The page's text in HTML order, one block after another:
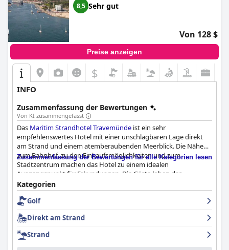
8,5 Sehr gut
Von 128 $
Preise anzeigen
$
INFO
Zusammenfassung der Bewertungen
Von KI zusammengefasst
Das Maritim Strandhotel Travemünde ist ein sehr
empfehlenswertes Hotel mit einer unschlagbaren Lage direkt
am Strand und einem atemberaubenden Meerblick. Die Nähe
zum Bahnhof, zu den Einkaufsmöglichkeiten und zum
Stadtzentrum machen das Hotel zu einem idealen
Ausgangspunkt für Erkundungen. Die Gäste loben das
hervorragende Frühstück mit einer Vielzahl von Optionen und
köstlichen Speisen sowie das freundliche und aufmerksame
Personal des Hotels. Das hoteleigene Pub-Restaurant serviert
Die Zimmer sind sauber und komfortabel und einige bieten
einen herrlichen Blick auf das Meer. Das Hotel ist sehr gepflegt
und verfügt über außergewöhnliche Mitarbeiter, die im
gesamten Hotel einen hervorragenden Service bieten. Die Spa-
Zusammenfassung der Bewertungen für alle Kategorien lesen
Kategorien
Golf
Direkt am Strand
Strand